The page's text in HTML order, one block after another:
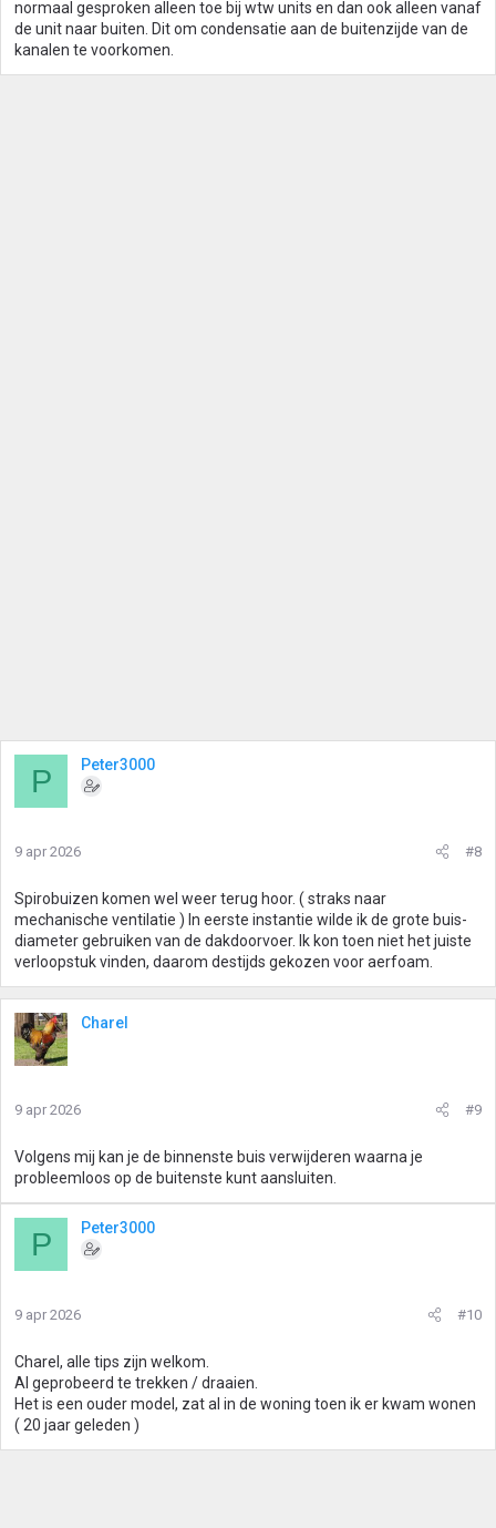
normaal gesproken alleen toe bij wtw units en dan ook alleen vanaf
de unit naar buiten. Dit om condensatie aan de buitenzijde van de
kanalen te voorkomen.
P Peter3000
9 apr 2026 #8
Spirobuizen komen wel weer terug hoor. ( straks naar
mechanische ventilatie ) In eerste instantie wilde ik de grote buis-
diameter gebruiken van de dakdoorvoer. Ik kon toen niet het juiste
verloopstuk vinden, daarom destijds gekozen voor aerfoam.
Charel
9 apr 2026 #9
Volgens mij kan je de binnenste buis verwijderen waarna je
probleemloos op de buitenste kunt aansluiten.
P Peter3000
9 apr 2026 #10
Charel, alle tips zijn welkom.
Al geprobeerd te trekken / draaien.
Het is een ouder model, zat al in de woning toen ik er kwam wonen
( 20 jaar geleden )